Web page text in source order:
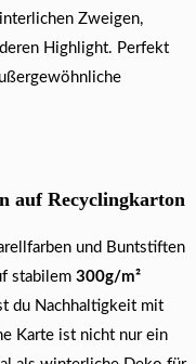
Zweigen,
Highlight. Perfekt
auf Recyclingkarton
und Buntstiften
stabilem 300g/m²
du Nachhaltigkeit mit
Karte ist nicht nur ein